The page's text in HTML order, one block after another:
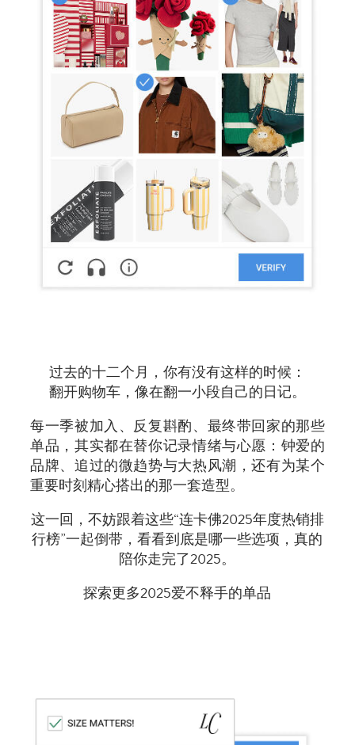
过去的十二个月，你有没有这样的时候：
翻开购物车，像在翻一小段自己的日记。
每一季被加入、反复斟酌、最终带回家的那些
单品，其实都在替你记录情绪与心愿：钟爱的
品牌、追过的微趋势与大热风潮，还有为某个
重要时刻精心搭出的那一套造型。
这一回，不妨跟着这些“连卡佛2025年度热销排
行榜”一起倒带，看看到底是哪一些选项，真的
陪你走完了2025。
探索更多2025爱不释手的单品